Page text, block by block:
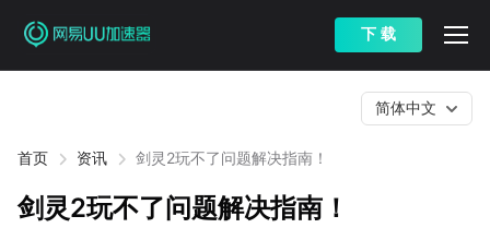
下 载
首页 资讯 剑灵2玩不了问题解决指南！
简体中文
剑灵2玩不了问题解决指南！